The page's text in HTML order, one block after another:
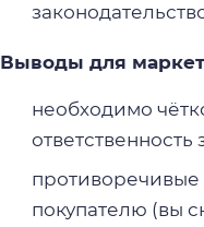
Выводы для
необходимо
ответственность
противоречивые
покупателю (вы